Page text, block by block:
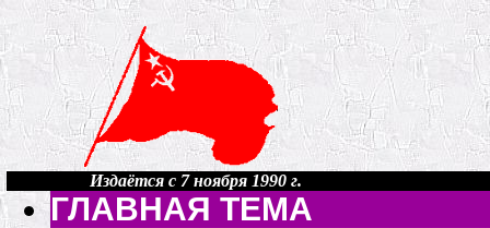
Издаётся с 7 ноября 1990 г.
ГЛАВНАЯ ТЕМА